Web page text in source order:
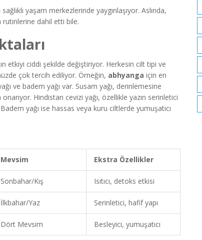
yaşam merkezlerinde yaygınlaşıyor. Aslında,
dahil etti bile.
etkiyi ciddi şekilde değiştiriyor. Herkesin cilt tipi ve
çok tercih ediliyor. Örneğin, abhyanga için en
ve badem yağı var. Susam yağı, derinlemesine
Hindistan cevizi yağı, özellikle yazın serinletici
yağı ise hassas veya kuru ciltlerde yumuşatıcı
Mevsim Ekstra Özellikler
Sonbahar/Kış Isıtıcı, detoks etkisi
İlkbahar/Yaz Serinletici, hafif yapı
Dört Mevsim Besleyici, yumuşatıcı